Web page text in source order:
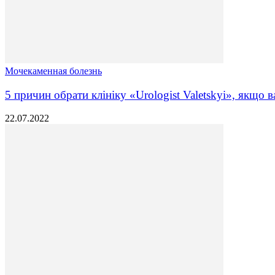
Мочекаменная болезнь
5 причин обрати клініку «Urologist Valetskyi», якщо
22.07.2022